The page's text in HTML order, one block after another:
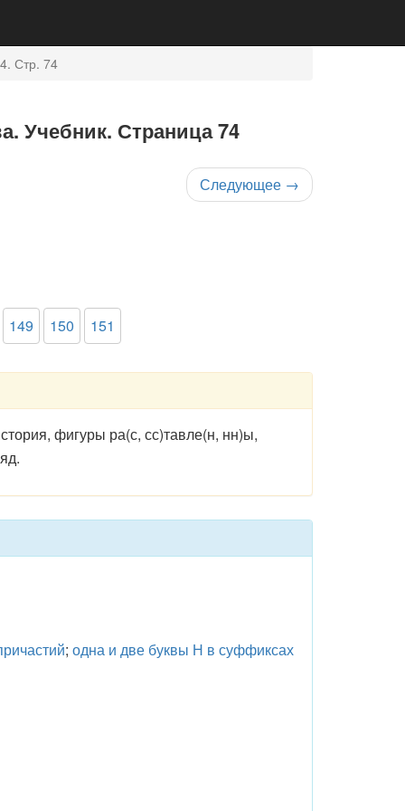
Стр. 74
Учебник. Страница 74
Следующее →
149 150 151
фигуры ра(с, сс)тавле(н, нн)ы,
; одна и две буквы Н в суффиксах